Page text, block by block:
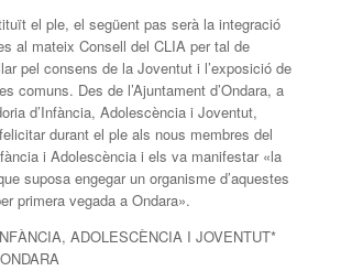
el ple, el següent pas serà la integració
al mateix Consell del CLIA per tal de
pel consens de la Joventut i l’exposició de
comuns. Des de l’Ajuntament d’Ondara, a
d’Infància, Adolescència i Joventut,
durant el ple als nous membres del
i Adolescència i els va manifestar «la
suposa engegar un organisme d’aquestes
primera vegada a Ondara».
ADOLESCÈNCIA I JOVENTUT*